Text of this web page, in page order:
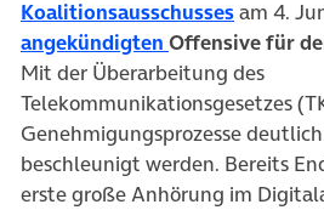
Koalitionsausschusses(öffnet in
am 4.
angekündigten (öffnet in
Offensive für
Mit der Überarbeitung des
Telekommunikationsgesetzes
Genehmigungsprozesse
beschleunigt werden. Bereits
erste große Anhörung im